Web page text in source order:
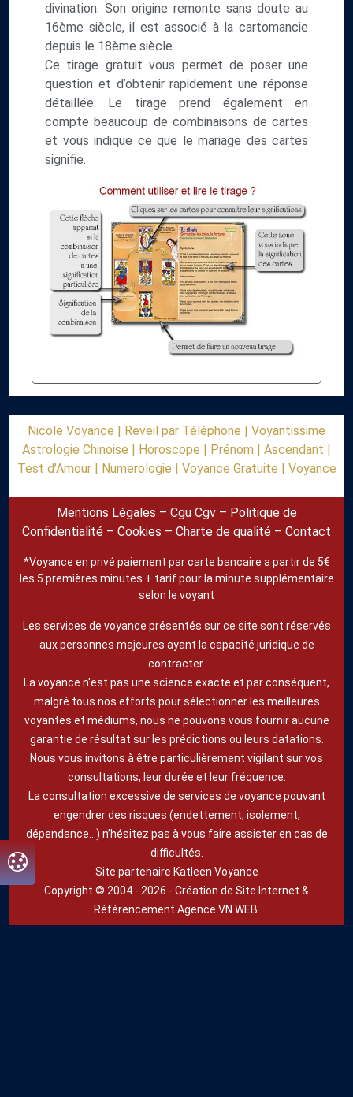
divination. Son origine remonte sans doute au
16ème siècle, il est associé à la cartomancie
depuis le 18ème siècle.
Ce tirage gratuit vous permet de poser une
question et d’obtenir rapidement une réponse
détaillée. Le tirage prend également en
compte beaucoup de combinaisons de cartes
et vous indique ce que le mariage des cartes
signifie.
Nicole Voyance | Reveil par Téléphone | Voyantissime
Astrologie Chinoise | Horoscope | Prénom | Ascendant |
Test d’Amour | Numerologie | Voyance Gratuite | Voyance
Mentions Légales – Cgu Cgv– Politique de
Confidentialité – Cookies – Charte de qualité – Contact
*Voyance en privé paiement par carte bancaire a partir de 5€
les 5 premières minutes + tarif pour la minute supplémentaire
selon le voyant
Les services de voyance présentés sur ce site sont réservés
aux personnes majeures ayant la capacité juridique de
contracter.
La voyance n'est pas une science exacte et par conséquent,
malgré tous nos efforts pour sélectionner les meilleures
voyantes et médiums, nous ne pouvons vous fournir aucune
garantie de résultat sur les prédictions ou leurs datations.
Nous vous invitons à être particulièrement vigilant sur vos
consultations, leur durée et leur fréquence.
La consultation excessive de services de voyance pouvant
engendrer des risques (endettement, isolement,
dépendance...) n’hésitez pas à vous faire assister en cas de
difficultés.
Site partenaire Katleen Voyance
Copyright © 2004 - 2026 - Création de Site Internet &
Référencement Agence VN WEB.